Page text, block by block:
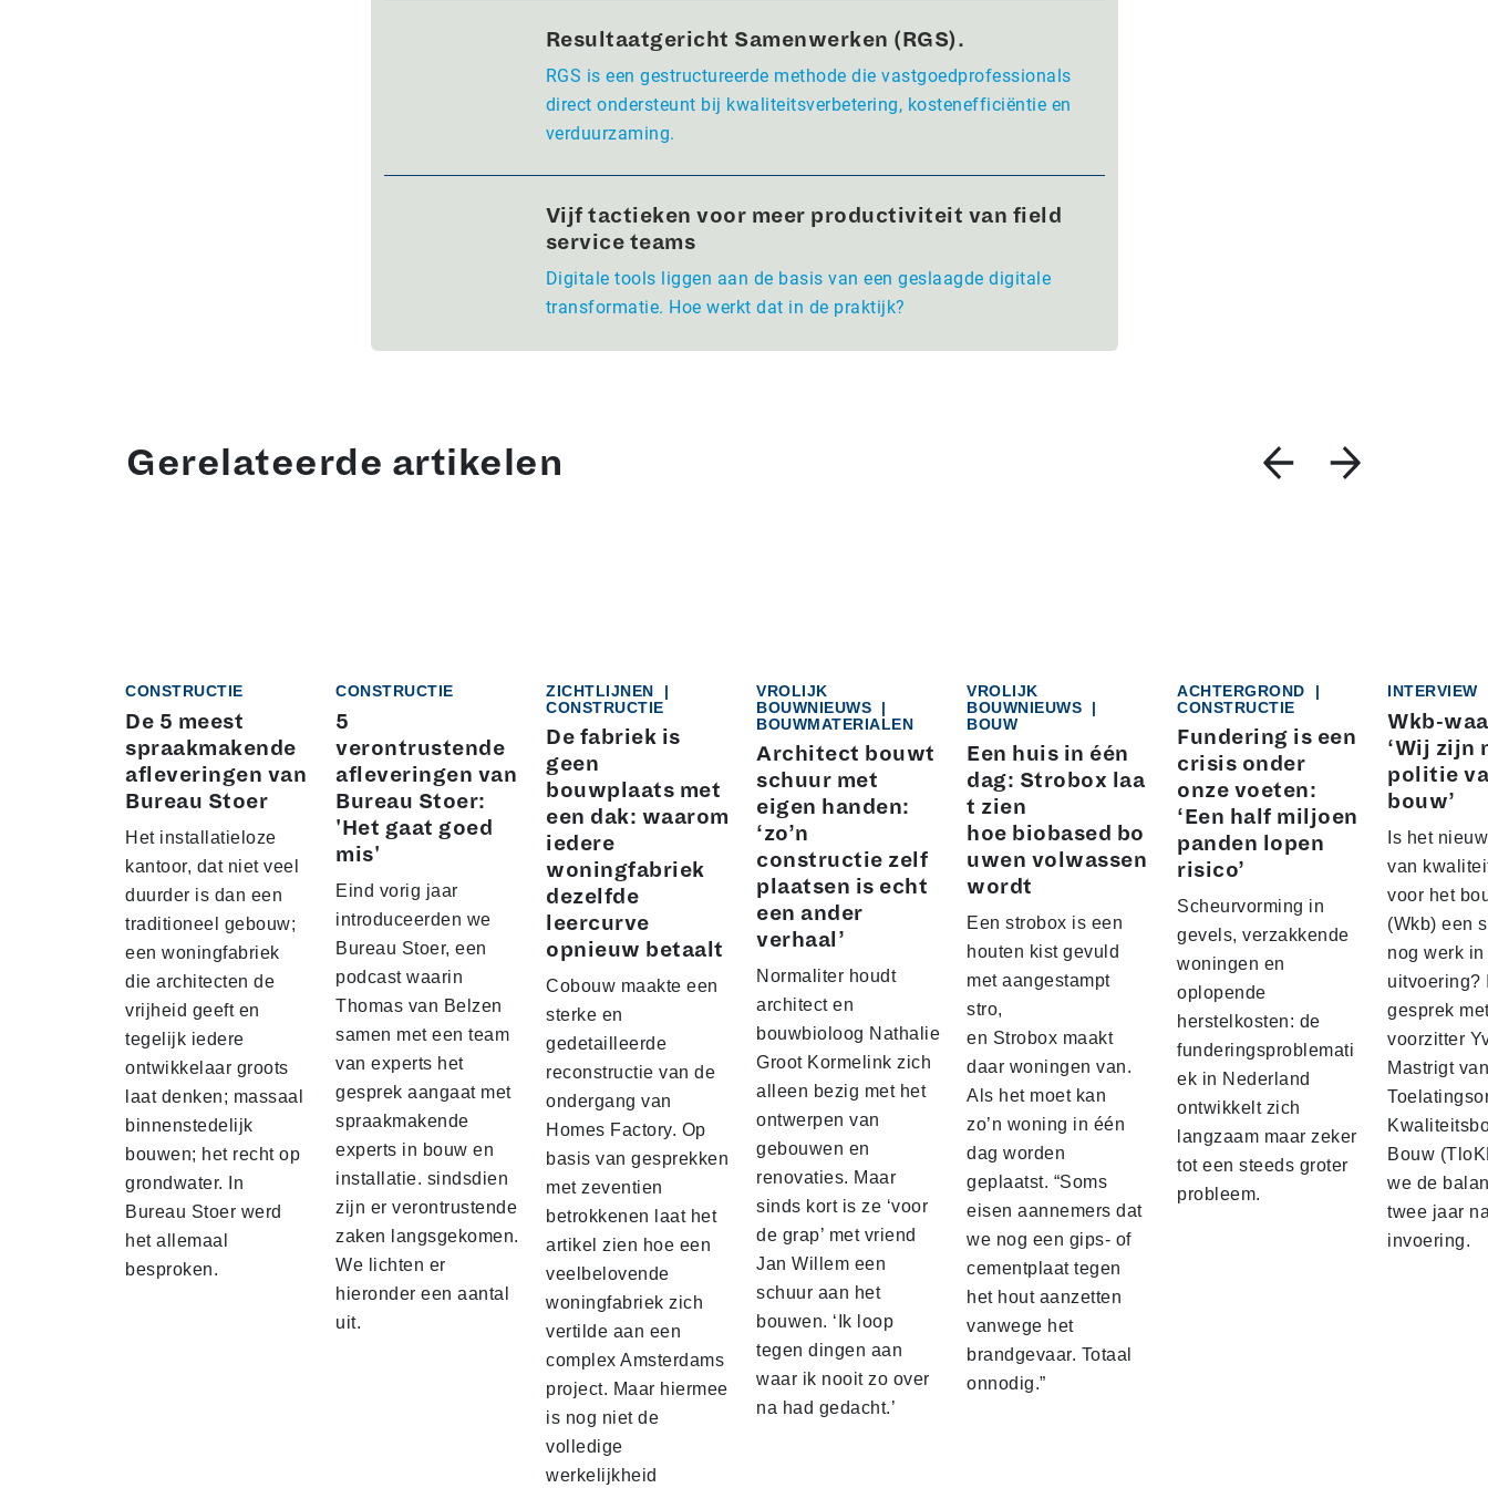
Resultaatgericht Samenwerken (RGS).
RGS is een gestructureerde methode die vastgoedprofessionals
direct ondersteunt bij kwaliteitsverbetering, kostenefficiëntie en
verduurzaming.
Vijf tactieken voor meer productiviteit van field
service teams
Digitale tools liggen aan de basis van een geslaagde digitale
transformatie. Hoe werkt dat in de praktijk?
Gerelateerde artikelen
CONSTRUCTIE
De 5 meest
spraakmakende
afleveringen van
Bureau Stoer
Het installatieloze
kantoor, dat niet veel
duurder is dan een
traditioneel gebouw;
een woningfabriek
die architecten de
vrijheid geeft en
tegelijk iedere
ontwikkelaar groots
laat denken; massaal
binnenstedelijk
bouwen; het recht op
grondwater. In
Bureau Stoer werd
het allemaal
besproken.
CONSTRUCTIE
5
verontrustende
afleveringen van
Bureau Stoer:
'Het gaat goed
mis'
Eind vorig jaar
introduceerden we
Bureau Stoer, een
podcast waarin
Thomas van Belzen
samen met een team
van experts het
gesprek aangaat met
spraakmakende
experts in bouw en
installatie. sindsdien
zijn er verontrustende
zaken langsgekomen.
We lichten er
hieronder een aantal
uit.
ZICHTLIJNEN
|
CONSTRUCTIE
De fabriek is
geen
bouwplaats met
een dak: waarom
iedere
woningfabriek
dezelfde
leercurve
opnieuw betaalt
Cobouw maakte een
sterke en
gedetailleerde
reconstructie van de
ondergang van
Homes Factory. Op
basis van gesprekken
met zeventien
betrokkenen laat het
artikel zien hoe een
veelbelovende
woningfabriek zich
vertilde aan een
complex Amsterdams
project. Maar hiermee
is nog niet de
volledige
werkelijkheid
VROLIJK
BOUWNIEUWS
|
BOUWMATERIALEN
Architect bouwt
schuur met
eigen handen:
‘zo’n
constructie zelf
plaatsen is echt
een ander
verhaal’
Normaliter houdt
architect en
bouwbioloog Nathalie
Groot Kormelink zich
alleen bezig met het
ontwerpen van
gebouwen en
renovaties. Maar
sinds kort is ze ‘voor
de grap’ met vriend
Jan Willem een
schuur aan het
bouwen. ‘Ik loop
tegen dingen aan
waar ik nooit zo over
na had gedacht.’
VROLIJK
BOUWNIEUWS
|
BOUW
Een huis in één
dag: Strobox laa
t zien
hoe biobased bo
uwen volwassen
wordt
Een strobox is een
houten kist gevuld
met aangestampt
stro,
en Strobox maakt
daar woningen van.
Als het moet kan
zo’n woning in één
dag worden
geplaatst. “Soms
eisen aannemers dat
we nog een gips‑ of
cementplaat tegen
het hout aanzetten
vanwege het
brandgevaar. Totaal
onnodig.”
ACHTERGROND
|
CONSTRUCTIE
Fundering is een
crisis onder
onze voeten:
‘Een half miljoen
panden lopen
risico’
Scheurvorming in
gevels, verzakkende
woningen en
oplopende
herstelkosten: de
funderingsproblemati
ek in Nederland
ontwikkelt zich
langzaam maar zeker
tot een steeds groter
probleem.
INTERVIEW
Wkb-
‘Wij zijn
politie
bouw’
Is het
van
voor het
(Wkb) een
nog werk in
uitvoering?
gesprek
voorzitter
Mastrigt
Bouw
we de
twee jaar
invoering.